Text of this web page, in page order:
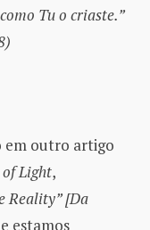
Tu o criaste.”
em outro artigo
Light,
Reality” [Da
estamos